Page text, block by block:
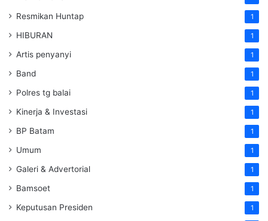
Resmikan Huntap 1
HIBURAN 1
Artis penyanyi 1
Band 1
Polres tg balai 1
Kinerja & Investasi 1
BP Batam 1
Umum 1
Galeri & Advertorial 1
Bamsoet 1
Keputusan Presiden 1